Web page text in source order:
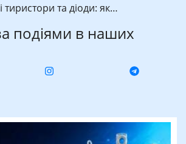
тиристори та діоди: як…
подіями в наших